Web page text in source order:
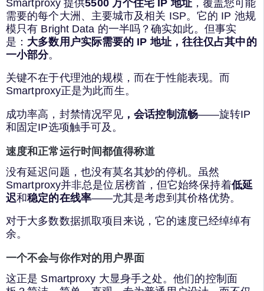
Smartproxy 提供5500 万个住宅 IP 地址，覆盖您可能
需要的每个大洲、主要城市及相关 ISP。它的 IP 池规
模只有 Bright Data 的一半吗？确实如此。但事实
是： 大多数用户实际需要的 IP 地址，往往仅占其中的
一小部分。
关键不在于代理池的规模，而在于性能表现。而
Smartproxy正是为此而生。
成功率高，封禁情况罕见 ，会话控制流畅——旋转IP
和固定IP选项触手可及。
速度和正常运行时间都值得称道
没有延迟问题，也没有莫名其妙的停机。虽然
Smartproxy并非总是位居榜首，但它始终保持着低延
迟和稳定的在线率——尤其是考虑到其价格优势。
对于大多数数据抓取项目来说，它的速度已经绰绰有
余。
一个不会与你作对的用户界面
这正是 Smartproxy 大显身手之处。他们的控制面